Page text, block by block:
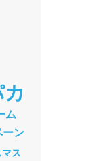
ム
ーン
ス